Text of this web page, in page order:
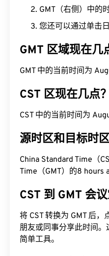
GMT（右侧）中的
您还可以通过单击
GMT 区域现在几
GMT 中的当前时间为
CST 区现在几点？
CST 中的当前时间为
源时区和目标时
China Standard Time（
Time（GMT）的8 hours
CST 到 GMT 会
将 CST 转换为 GMT 后，
朋友或同事分享此时间
简单工具。